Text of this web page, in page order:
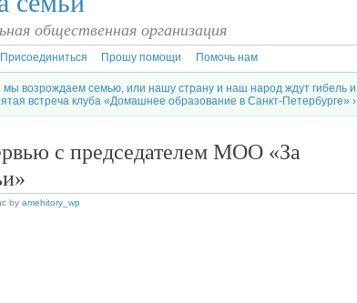
общественная организация
Присоединиться Прошу помощи Помочь нам
мы возрождаем семью, или нашу страну и наш народ ждут гибель и
встреча клуба «Домашнее образование в Санкт-Петербурге» ›
с председателем МОО «За
by amehitory_wp